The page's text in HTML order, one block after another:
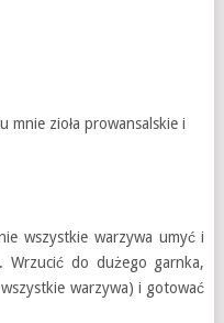
zioła prowansalskie i
wszystkie warzywa umyć i
Wrzucić do dużego garnka,
warzywa) i gotować